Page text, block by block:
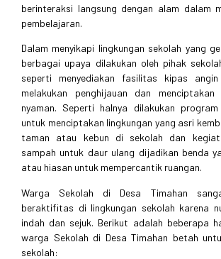
berinteraksi langsung dengan alam dalam
pembelajaran.
Dalam menyikapi lingkungan sekolah yang
berbagai upaya dilakukan oleh pihak
seperti menyediakan fasilitas kipas
melakukan penghijauan dan menciptakan
nyaman. Seperti halnya dilakukan
untuk menciptakan lingkungan yang asri
taman atau kebun di sekolah dan
sampah untuk daur ulang dijadikan benda
atau hiasan untuk mempercantik ruangan.
Warga Sekolah di Desa Timahan
beraktifitas di lingkungan sekolah karena
indah dan sejuk. Berikut adalah beberapa
warga Sekolah di Desa Timahan betah
sekolah: